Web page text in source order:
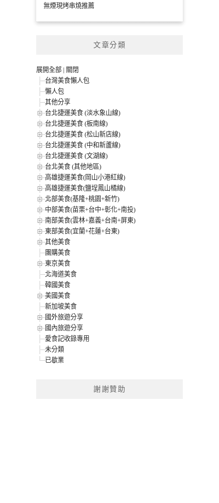
無煙現烤串燒推薦
文章分類
展開全部 | 關閉
台灣美食懶人包
懶人包
其他分享
台北捷運美食 (淡水象山線)
台北捷運美食 (板南線)
台北捷運美食 (松山新店線)
台北捷運美食 (中和新蘆線)
台北捷運美食 (文湖線)
台北美食 (其他地區)
高雄捷運美食(岡山小港紅線)
高雄捷運美食(鹽埕鳳山橘線)
北部美食(基隆+桃園+新竹)
中部美食(苗栗+台中+彰化+南投)
南部美食(雲林+嘉義+台南+屏東)
東部美食(宜蘭+花蓮+台東)
其他美食
團購美食
東京美食
北海道美食
韓國美食
美國美食
新加坡美食
國外旅遊分享
國內旅遊分享
愛食記收錄專用
未分類
已歇業
謝謝贊助